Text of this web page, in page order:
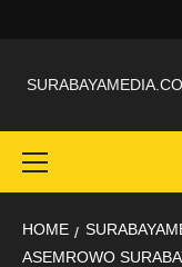
HOME
ASEMROWO